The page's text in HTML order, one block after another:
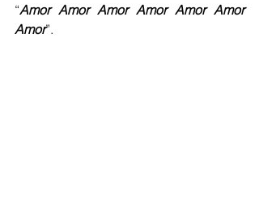
“Amor Amor Amor Amor Amor Amor
Amor”.